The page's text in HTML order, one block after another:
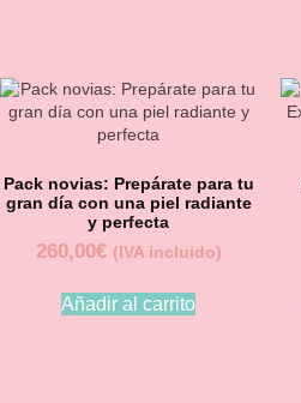
Pack novias: Prepárate para tu
gran día con una piel radiante
y perfecta
260,00€ (IVA incluido)
Añadir al carrito